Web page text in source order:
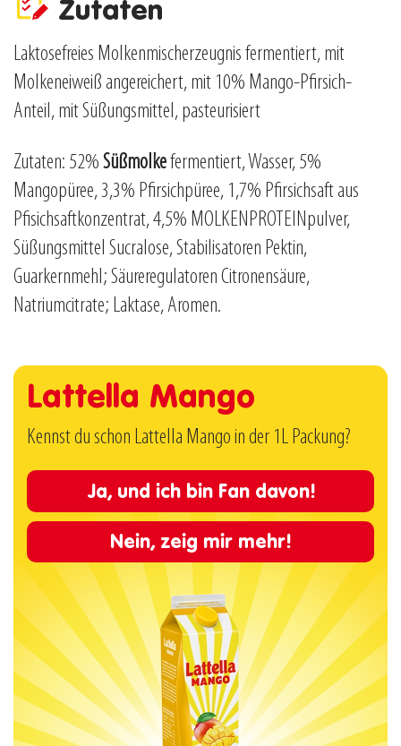
Zutaten
Laktosefreies Molkenmischerzeugnis fermentiert, mit
Molkeneiweiß angereichert, mit 10% Mango-Pfirsich-
Anteil, mit Süßungsmittel, pasteurisiert
Zutaten: 52% Süßmolkefermentiert, Wasser, 5%
Mangopüree, 3,3% Pfirsichpüree, 1,7% Pfirsichsaft aus
Pfisichsaftkonzentrat, 4,5% MOLKENPROTEINpulver,
Süßungsmittel Sucralose, Stabilisatoren Pektin,
Guarkernmehl; Säureregulatoren Citronensäure,
Natriumcitrate; Laktase, Aromen.
Lattella Mango
Kennst du schon Lattella Mango in der 1L Packung?
Ja, und ich bin Fan davon!
Nein, zeig mir mehr!